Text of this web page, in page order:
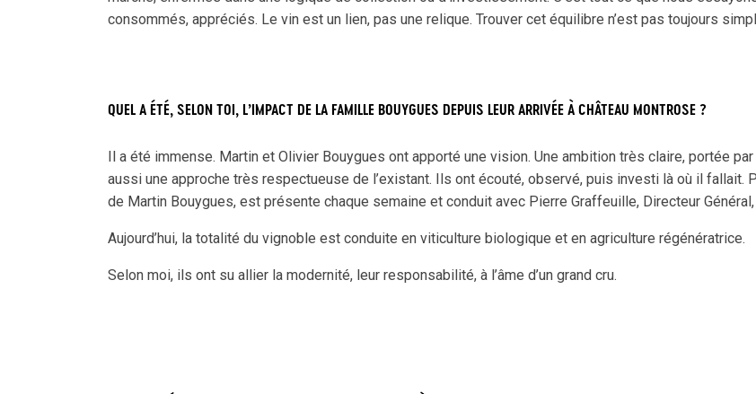
consommés, appréciés. Le vin est un lien, pas une relique. Trouver cet équilibre n’est pas toujours
QUEL A ÉTÉ, SELON TOI, L’IMPACT DE LA FAMILLE BOUYGUES DEPUIS LEUR ARRIVÉE À CHÂTEAU MONTROSE ?
Il a été immense. Martin et Olivier Bouygues ont apporté une vision. Une ambition très claire, portée
aussi une approche très respectueuse de l’existant. Ils ont écouté, observé, puis investi là où il fallait.
de Martin Bouygues, est présente chaque semaine et conduit avec Pierre Graffeuille, Directeur
Aujourd’hui, la totalité du vignoble est conduite en viticulture biologique et en agriculture régénératrice.
Selon moi, ils ont su allier la modernité, leur responsabilité, à l’âme d’un grand cru.